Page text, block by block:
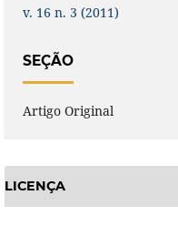
v. 16 n. 3 (2011)
SEÇÃO
Artigo Original
LICENÇA